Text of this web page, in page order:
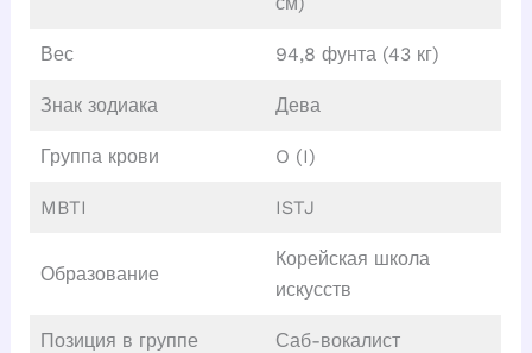
Вес 94,8 фунта (43 кг)
Знак зодиака Дева
Группа крови O (I)
MBTI ISTJ
Образование
Корейская школа
искусств
Позиция в группе Саб-вокалист